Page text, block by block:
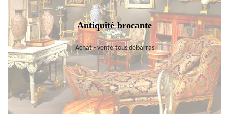
Antiquité brocante
Achat - vente tous débarras